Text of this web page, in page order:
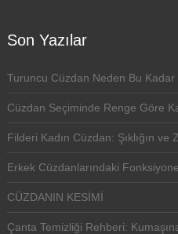
Son Yazılar
Turuncu Cüzdan Neden Bu
Cüzdan Seçiminde Renge Göre
Filderi Kadın Cüzdan: Şıklığın
Erkek Cüzdanlarındaki
CÜZDANIN KESİMİ
Çanta Temizliği Rehberi: